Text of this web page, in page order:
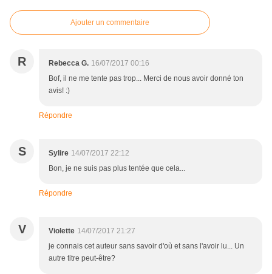
Ajouter un commentaire
R Rebecca G. 16/07/2017 00:16
Bof, il ne me tente pas trop... Merci de nous avoir donné ton
avis! :)
Répondre
S Sylire 14/07/2017 22:12
Bon, je ne suis pas plus tentée que cela...
Répondre
V Violette 14/07/2017 21:27
je connais cet auteur sans savoir d'où et sans l'avoir lu... Un
autre titre peut-être?